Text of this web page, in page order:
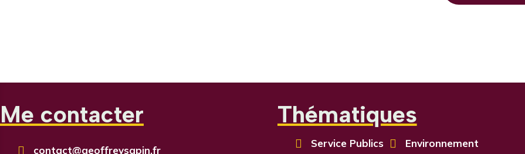
Me contacter
 contact@geoffreysapin.fr
Thématiques
 Service Publics  Environnement